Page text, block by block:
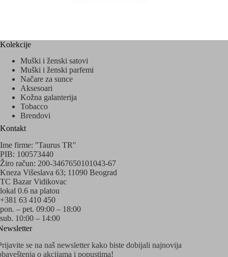
Kolekcije
Muški i ženski satovi
Muški i ženski parfemi
Načare za sunce
Aksesoari
Kožna galanterija
Tobacco
Brendovi
Kontakt
Ime firme: ''Taurus TR''
PIB: 100573440
Žiro račun: 200-3467650101043-67
Kneza Višeslava 63; 11090 Beograd
TC Bazar Vidikovac
lokal 0.6 na platou
+381 63 410 450
pon. – pet. 09:00 – 18:00
sub. 10:00 – 14:00
se na naš newsletter kako biste dobijali najnovija
o akcijama i popustima!